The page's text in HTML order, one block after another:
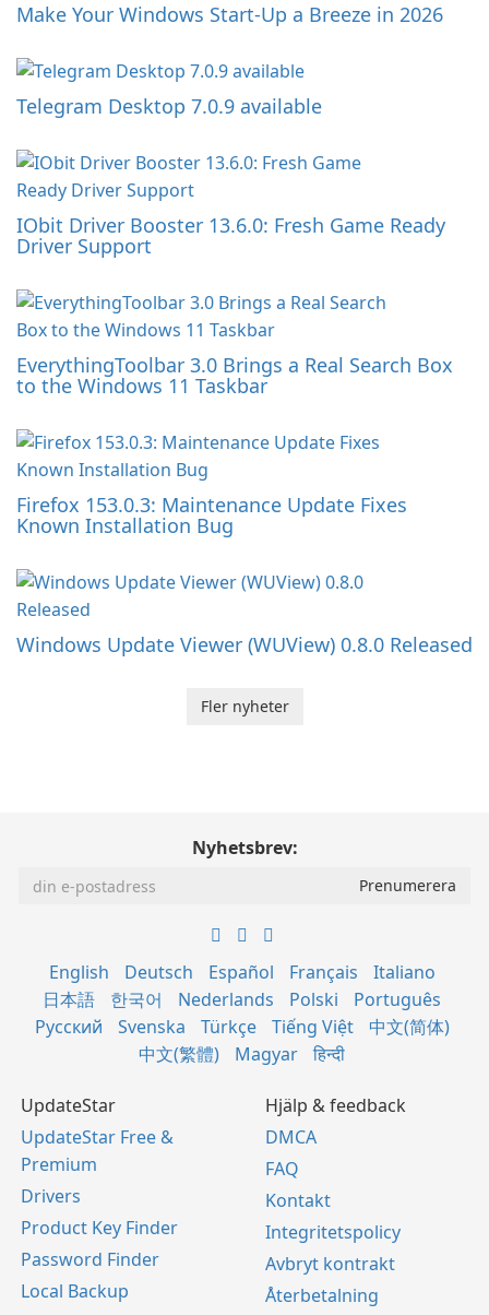
Make Your Windows Start-Up a Breeze in 2026
Telegram Desktop 7.0.9 available
IObit Driver Booster 13.6.0: Fresh Game Ready
Driver Support
EverythingToolbar 3.0 Brings a Real Search Box
to the Windows 11 Taskbar
Firefox 153.0.3: Maintenance Update Fixes
Known Installation Bug
Windows Update Viewer (WUView) 0.8.0 Released
Fler nyheter
Nyhetsbrev:
English Deutsch Español Français
Italiano
日本語
한국어 Nederlands Polski
Português
Русский
Svenska Türkçe Tiếng Việt
中文(简体)
中文(繁體)
Magyar हिन्दी
UpdateStar
UpdateStar Free &
Premium
Drivers
Product Key Finder
Password Finder
Local Backup
Hjälp & feedback
DMCA
FAQ
Kontakt
Integritetspolicy
Avbryt kontrakt
Återbetalning